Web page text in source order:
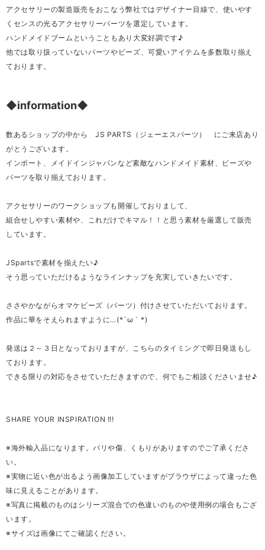
アクセサリーの製造販売をおこなう弊社ではデザイナー目線で、使いやす
くセンスの光るアクセサリーパーツを選定しています。
ハンドメイドブームということもあり大変好調です♪
他では取り扱っていないパーツやビーズ、可愛いアイテムを多数取り揃え
ております。
◆information◆
数あるショップの中から JS PARTS（ジェーエスパーツ） にご来店あり
がとうございます。
インポート、メイドインジャパンなど素敵なハンドメイド素材、ビーズや
パーツを取り揃えております。
アクセサリーのワークショップも開催しておりまして、
組合せしやすい素材や、これだけでキマル！！と思う素材を厳選して販売
しています。
JSpartsで素材を揃えたい♪
そう思っていただけるようなラインナップを充実していきたいです。
ささやかながらオマケビーズ（パーツ）付けさせていただいております。
作品に華をそえられますように…(*´ω｀*)
発送は２～３日となっておりますが、こちらのタイミングで即日発送もし
ております。
できる限りの対応をさせていただきますので、何でもご相談くださいませ♪
SHARE YOUR INSPIRATION !!!
※海外輸入品になります。バリや傷、くもりがありますのでご了承くださ
い。
※実物に近い色が出るよう画像加工していますがブラウザによって違った色
味に見えることがあります。
※写真に掲載のものはシリーズ混合での色違いのものや使用例の場合もござ
います。
※サイズは画像にてご確認ください。